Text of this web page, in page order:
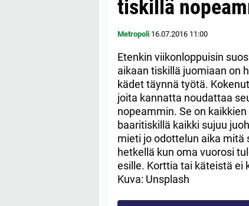
tiskillä
Metropoli 16.07.2016 11:00
Etenkin viikonloppuisin
aikaan tiskillä juomiaan on
kädet täynnä työtä.
joita kannatta noudattaa
nopeammin. Se on
baaritiskillä kaikki sujuu
mieti jo odottelun aika mitä
hetkellä kun oma vuorosi
esille. Korttia tai käteistä ei
Kuva: Unsplash